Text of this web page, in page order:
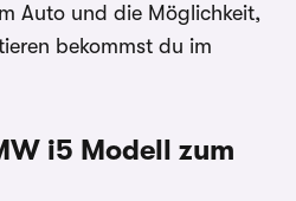
Auto und die Möglichkeit,
bekommst du im
i5 Modell zum